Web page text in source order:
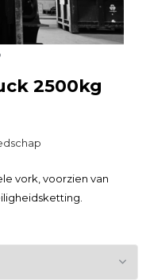
2500kg
vork, voorzien van